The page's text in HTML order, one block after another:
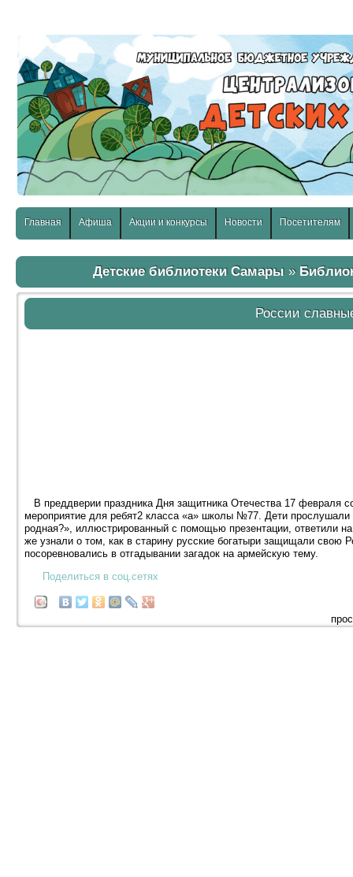
Главная Афиша Акции и конкурсы Новости Посетителям
Детские библиотеки Самары»
России
В преддверии праздника Дня защитника Отечества 17 февраля
мероприятие для ребят2 класса «а» школы №77. Дети
родная?», иллюстрированный с помощью презентации, ответили
же узнали о том, как в старину русские богатыри защищали свою
посоревновались в отгадывании загадок на армейскую тему.
Поделиться в соц.сетях